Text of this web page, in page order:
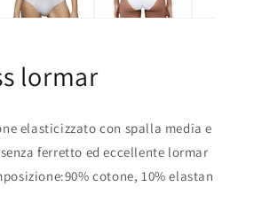
lormar
elasticizzato con spalla media e
ferretto ed eccellente lormar
cotone, 10% elastan